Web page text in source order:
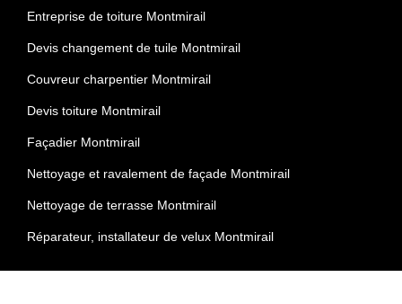
Entreprise de toiture Montmirail
Devis changement de tuile Montmirail
Couvreur charpentier Montmirail
Devis toiture Montmirail
Façadier Montmirail
Nettoyage et ravalement de façade Montmirail
Nettoyage de terrasse Montmirail
Réparateur, installateur de velux Montmirail